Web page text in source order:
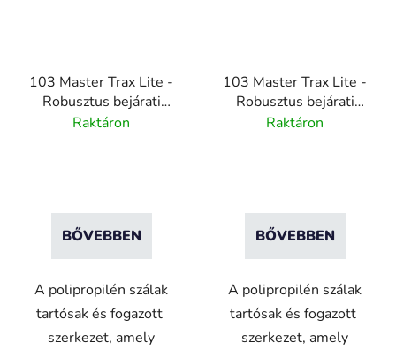
103 Master Trax Lite -
Robusztus bejárati
szőnyeg rendszer -
Raktáron
BŐVEBBEN
A polipropilén szálak
tartósak és fogazott
szerkezet, amely
103 Master Trax Lite -
Robusztus bejárati
szőnyeg rendszer -
Raktáron
BŐVEBBEN
A polipropilén szálak
tartósak és fogazott
szerkezet, amely